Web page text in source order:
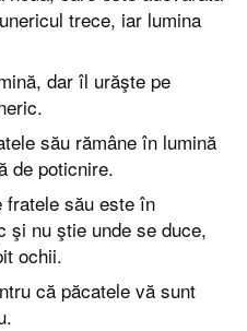
trece, iar lumina
dar îl urăşte pe
său rămâne în lumină
de poticnire.
fratele său este în
şi nu ştie unde se duce,
ochii.
că păcatele vă sunt